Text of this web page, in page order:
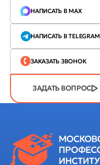
НАПИСАТЬ В MAX
НАПИСАТЬ В TELEGRAM
ЗАКАЗАТЬ ЗВОНОК
ЗАДАТЬ ВОПРОС